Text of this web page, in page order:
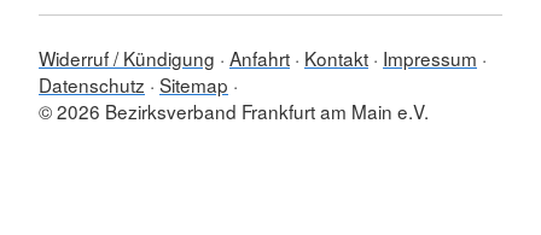
Widerruf / Kündigung Anfahrt Kontakt Impressum
Datenschutz Sitemap
© 2026 Bezirksverband Frankfurt am Main e.V.